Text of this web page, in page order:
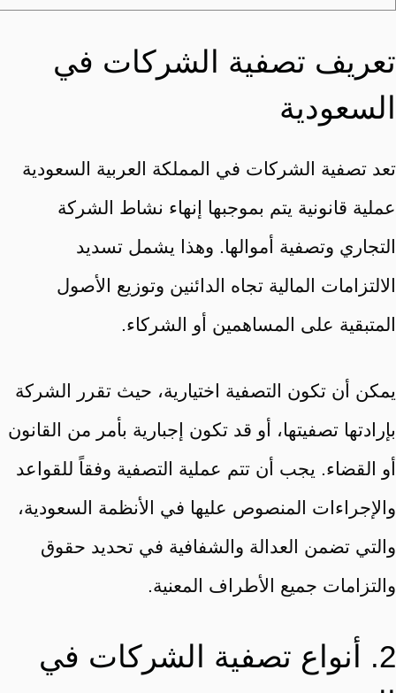
تعريف تصفية الشركات في
السعودية
تعد تصفية الشركات في المملكة العربية السعودية
عملية قانونية يتم بموجبها إنهاء نشاط الشركة
التجاري وتصفية أموالها. وهذا يشمل تسديد
الالتزامات المالية تجاه الدائنين وتوزيع الأصول
المتبقية على المساهمين أو الشركاء.
يمكن أن تكون التصفية اختيارية، حيث تقرر الشركة
بإرادتها تصفيتها، أو قد تكون إجبارية بأمر من القانون
أو القضاء. يجب أن تتم عملية التصفية وفقاً للقواعد
والإجراءات المنصوص عليها في الأنظمة السعودية،
والتي تضمن العدالة والشفافية في تحديد حقوق
والتزامات جميع الأطراف المعنية.
2. أنواع تصفية الشركات في